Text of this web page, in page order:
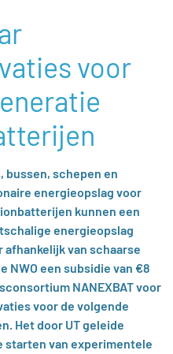
voor
bussen, schepen en
energieopslag voor
kunnen een
energieopslag
afhankelijk van schaarse
NWO een subsidie van €8
NANEXBAT voor
voor de volgende
Het door UT geleide
starten van experimentele